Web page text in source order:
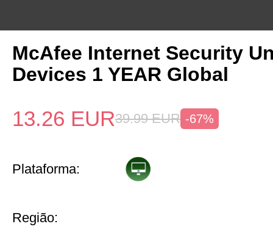
McAfee Internet Security
Devices 1 YEAR Global
13.26 EUR39.99 EUR -67%
Plataforma:
Região: